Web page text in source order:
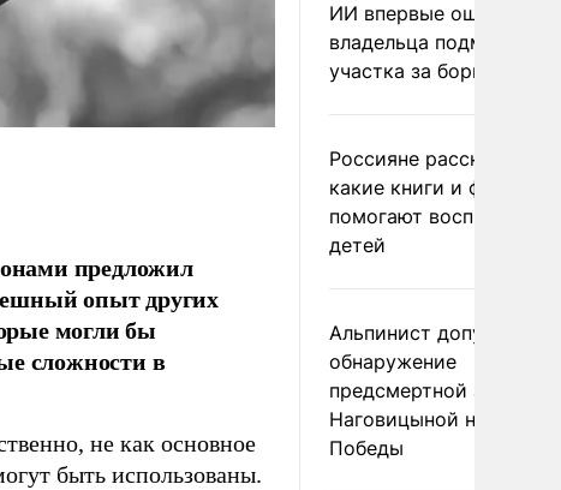
предложил
опыт других
могли бы
сложности в
не как основное
быть использованы.
ИИ впервые
владельца
участка за борщевик
Россияне рассказали,
какие книги и фильмы
помогают воспитывать
детей
Альпинист допустил
обнаружение
предсмертной записки
Наговицыной на пике
Победы